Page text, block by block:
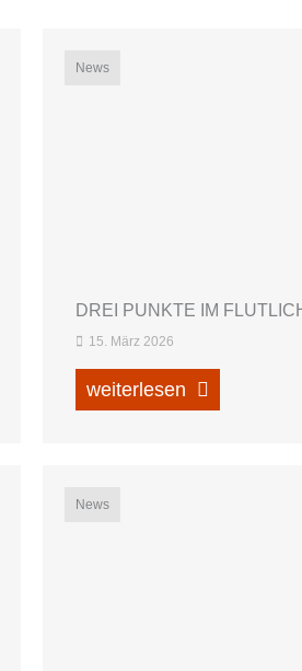
News
DREI PUNKTE IM
15. März 2026
weiterlesen
News